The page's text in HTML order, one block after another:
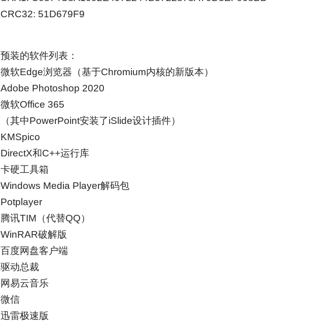
CRC32: 51D679F9
预装的软件列表：
微软Edge浏览器（基于Chromium内核的新版本）
Adobe Photoshop 2020
微软Office 365
（其中PowerPoint安装了iSlide设计插件）
KMSpico
DirectX和C++运行库
卡硬工具箱
Windows Media Player解码包
Potplayer
腾讯TIM（代替QQ）
WinRAR破解版
百度网盘客户端
驱动总裁
网易云音乐
微信
迅雷极速版